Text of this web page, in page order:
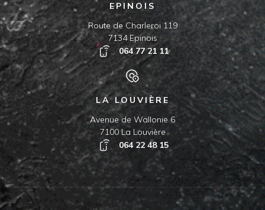
EPINOIS
Route de Charleroi 119
7134 Epinois
064 77 21 11
LA LOUVIÈRE
Avenue de Wallonie 6
7100 La Louvière
064 22 48 15